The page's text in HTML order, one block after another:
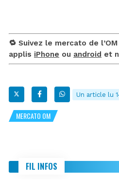
🔁 Suivez le mercato de
applis iPhone ou android et
Un article lu
MERCATO OM
FIL INFOS